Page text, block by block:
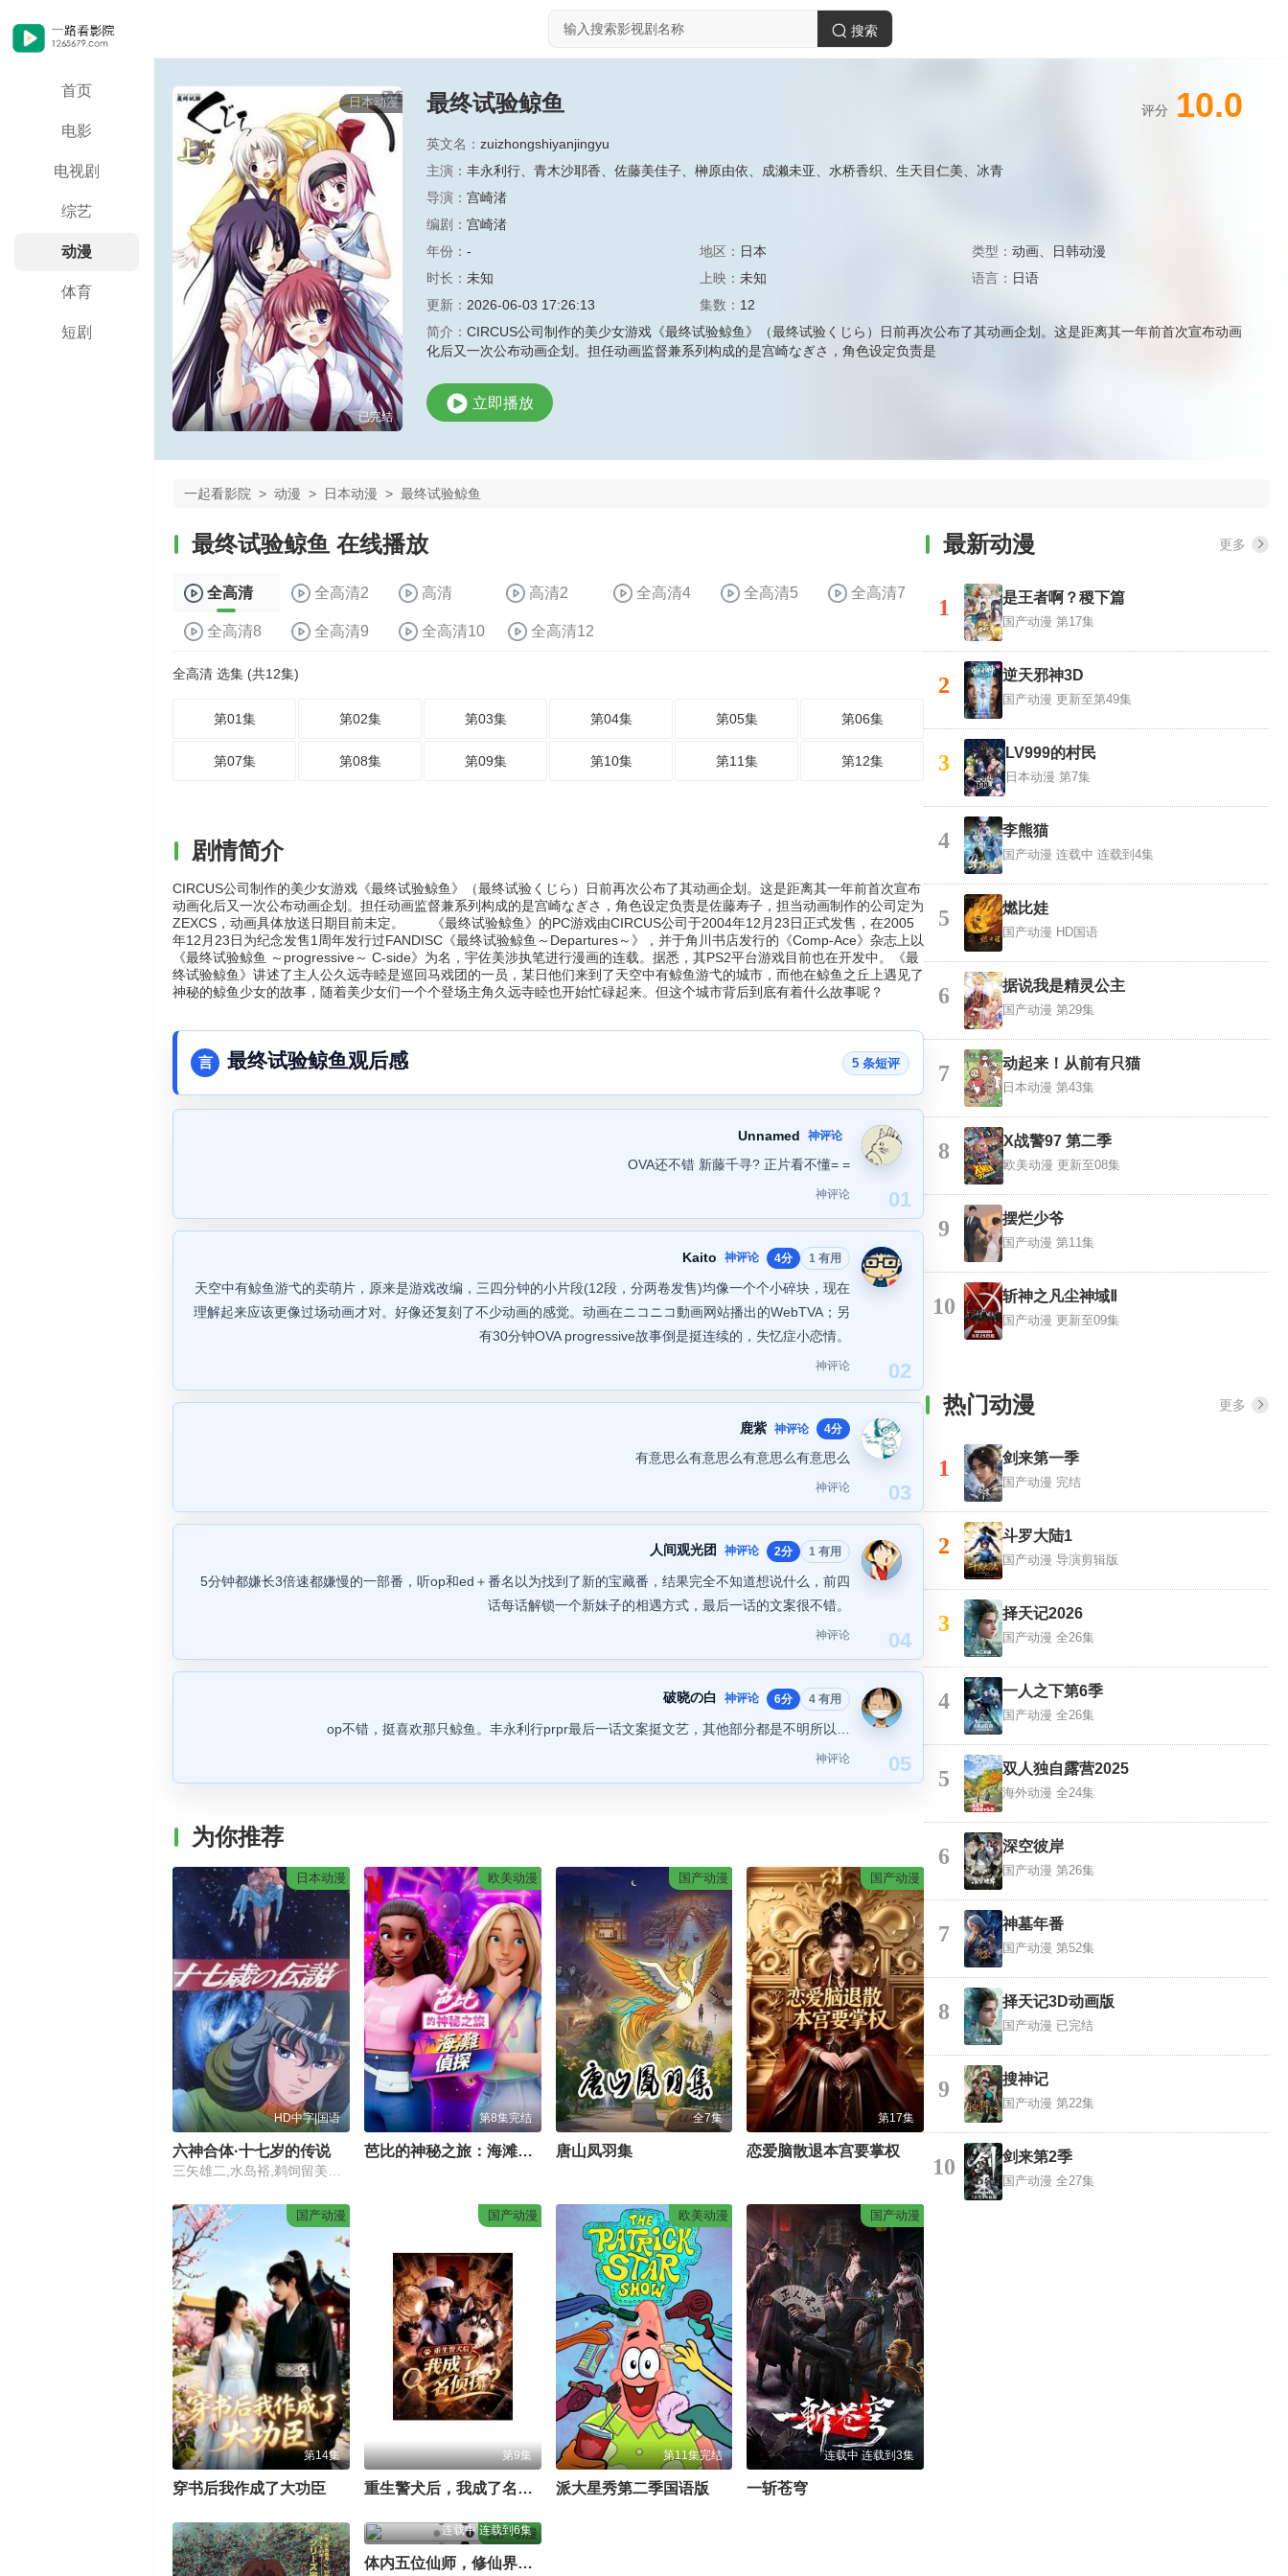
首页
电影
电视剧
综艺
动漫
体育
短剧
搜索
日本动漫
已完结
最终试验鲸鱼
英文名： zuizhongshiyanjingyu
主演： 丰永利行 青木沙耶香 佐藤美佳子 榊原由依 成濑未亚 水桥香织 生天目仁美
冰青
导演： 宫崎渚
编剧： 宫崎渚
年份： - 地区： 日本 类型：动画
日韩动漫
时长： 未知 上映： 未知 语言： 日语
更新： 2026-06-03 17:26:13 集数： 12
简介： CIRCUS公司制作的美少女游戏《最终试验鲸鱼》（最终试验くじら）日前再次公布了其动画企划。这是距离其一年前首次宣布动画
化后又一次公布动画企划。担任动画监督兼系列构成的是宫崎なぎさ，角色设定负责是
评分 10.0
立即播放
一起看影院 > 动漫 > 日本动漫 > 最终试验鲸鱼
最终试验鲸鱼 在线播放
全高清 全高清2 高清 高清2 全高清4 全高清5 全高清7
全高清8 全高清9 全高清10 全高清12
全高清 选集 (共12集)
第01集 第02集 第03集 第04集 第05集 第06集
第07集 第08集 第09集 第10集 第11集 第12集
剧情简介
CIRCUS公司制作的美少女游戏《最终试验鲸鱼》（最终试验くじら）日前再次公布了其动画企划。这是距离其一年前首次宣布
动画化后又一次公布动画企划。担任动画监督兼系列构成的是宫崎なぎさ，角色设定负责是佐藤寿子，担当动画制作的公司定为
ZEXCS，动画具体放送日期目前未定。 《最终试验鲸鱼》的PC游戏由CIRCUS公司于2004年12月23日正式发售，在2005
年12月23日为纪念发售1周年发行过FANDISC《最终试验鲸鱼～Departures～》，并于角川书店发行的《Comp-Ace》杂志上以
《最终试验鲸鱼 ～progressive～ C-side》为名，宇佐美涉执笔进行漫画的连载。据悉，其PS2平台游戏目前也在开发中。《最
终试验鲸鱼》讲述了主人公久远寺睦是巡回马戏团的一员，某日他们来到了天空中有鲸鱼游弋的城市，而他在鲸鱼之丘上遇见了
神秘的鲸鱼少女的故事，随着美少女们一个个登场主角久远寺睦也开始忙碌起来。但这个城市背后到底有着什么故事呢？
言 最终试验鲸鱼观后感 5 条短评
01
Unnamed 神评论
OVA还不错 新藤千寻? 正片看不懂= =
神评论
02
Kaito 神评论 4分 1 有用
天空中有鲸鱼游弋的卖萌片，原来是游戏改编，三四分钟的小片段(12段，分两卷发售)均像一个个小碎块，现在
理解起来应该更像过场动画才对。好像还复刻了不少动画的感觉。动画在ニコニコ動画网站播出的WebTVA；另
有30分钟OVA progressive故事倒是挺连续的，失忆症小恋情。
神评论
03
鹿紫 神评论 4分
有意思么有意思么有意思么有意思么
神评论
04
人间观光团 神评论 2分 1 有用
5分钟都嫌长3倍速都嫌慢的一部番，听op和ed＋番名以为找到了新的宝藏番，结果完全不知道想说什么，前四
话每话解锁一个新妹子的相遇方式，最后一话的文案很不错。
神评论
05
破晓の白 神评论 6分 4 有用
op不错，挺喜欢那只鲸鱼。丰永利行prpr最后一话文案挺文艺，其他部分都是不明所以…
神评论
为你推荐
日本动漫
HD中字|国语
六神合体·十七岁的传说
欧美动漫
第8集完结
芭比的神秘之旅：海滩探案集国语版
国产动漫
全7集
唐山凤羽集
国产动漫
第17集
恋爱脑散退本宫要掌权
国产动漫
第14集
穿书后我作成了大功臣
国产动漫
第9集
重生警犬后，我成了名侦探？
欧美动漫
第11集完结
派大星秀第二季国语版
国产动漫
连载中 连载到3集
一斩苍穹
国产动漫
连载中 连载到6集
体内五位仙师，修仙界我无敌！
最新动漫 更多
1 是王者啊？稷下篇
国产动漫 第17集
2 逆天邪神3D
国产动漫 更新至第49集
3 LV999的村民
日本动漫 第7集
4 李熊猫
国产动漫 连载中 连载到4集
5 燃比娃
国产动漫 HD国语
6 据说我是精灵公主
国产动漫 第29集
7 动起来！从前有只猫
日本动漫 第43集
8 X战警97 第二季
欧美动漫 更新至08集
9 摆烂少爷
国产动漫 第11集
10 斩神之凡尘神域Ⅱ
国产动漫 更新至09集
热门动漫 更多
1 剑来第一季
国产动漫 完结
2 斗罗大陆1
国产动漫 导演剪辑版
3 择天记2026
国产动漫 全26集
4 一人之下第6季
国产动漫 全26集
5 双人独自露营2025
海外动漫 全24集
6 深空彼岸
国产动漫 第26集
7 神墓年番
国产动漫 第52集
8 择天记3D动画版
国产动漫 已完结
9 搜神记
国产动漫 第22集
10 剑来第2季
国产动漫 全27集